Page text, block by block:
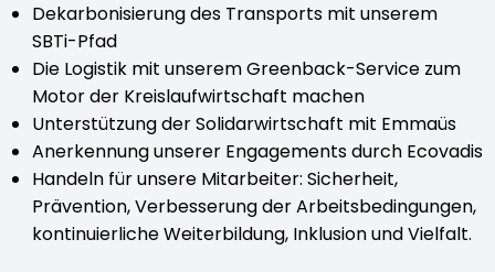
Dekarbonisierung des Transports mit unserem
SBTi-Pfad
Die Logistik mit unserem Greenback-Service zum
Motor der Kreislaufwirtschaft machen
Unterstützung der Solidarwirtschaft mit Emmaüs
Anerkennung unserer Engagements durch Ecovadis
Handeln für unsere Mitarbeiter: Sicherheit,
Prävention, Verbesserung der Arbeitsbedingungen,
kontinuierliche Weiterbildung, Inklusion und Vielfalt.